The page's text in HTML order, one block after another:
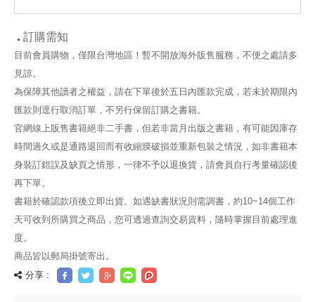
訂購需知
目前會員購物，僅限台灣地區！暫不開放海外販售服務，不便之處請多
見諒。
為保障其他讀者之權益，請在下單後於五日內匯款完成，若未於期限內
匯款則逕行取消訂單，不另行保留訂購之書籍。
官網線上販售書籍絕非二手書，但若非當月出版之書籍，有可能因庫存
時間過久或是通路退回而有收縮膜破損並重新包裝之情況，如非書籍本
身裝訂錯誤及缺頁之情形，一律不予以退換貨，請會員自行考量確認後
再下單。
書籍於確認款項後立即出貨。如遇缺書狀況則需調書，約10~14個工作
天可收到所購買之商品，您可透過查詢交易資料，隨時掌握目前處理進
度。
商品皆以郵局掛號寄出。
分享 :